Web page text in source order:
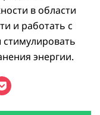
в области
и работать с
энергии.